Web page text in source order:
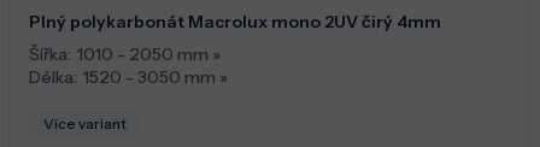
Plný polykarbonát Macrolux mono 2UV čirý 4mm
Šířka: 1010 - 2050 mm »
Délka: 1520 - 3050 mm »
Více variant